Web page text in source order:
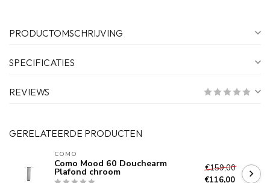
PRODUCTOMSCHRIJVING
SPECIFICATIES
REVIEWS
GERELATEERDE PRODUCTEN
COMO
Como Mood 60 Douchearm
Plafond chroom
€159,00
€116,00